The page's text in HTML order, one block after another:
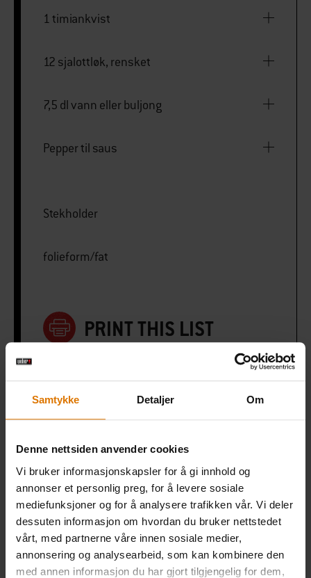
Samtykke Detaljer Om
Denne nettsiden anvender cookies
Vi bruker informasjonskapsler for å gi innhold og
annonser et personlig preg, for å levere sosiale
mediefunksjoner og for å analysere trafikken vår. Vi deler
dessuten informasjon om hvordan du bruker nettstedet
vårt, med partnerne våre innen sosiale medier,
annonsering og analysearbeid, som kan kombinere den
med annen informasjon du har gjort tilgjengelig for dem,
1 timiankvist
12 sjalottløk, rensket
7,5 dl vann eller buljong
Pepper til saus
Stekholder
folieform/fat
PRINT THIS LIST
Anbefalt tilbehør